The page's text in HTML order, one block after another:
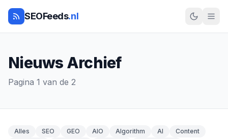
SEOFeeds.nl
Nieuws Archief
Pagina 1 van de 2
Alles SEO GEO AIO Algorithm AI
Content